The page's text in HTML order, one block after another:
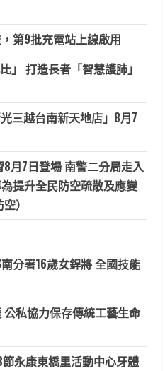
第9批充電站上線啟用
」 打造長者「智慧護肺」
三越台南新天地店」8月7
月7日登場 南警二分局走入
提升全民防空疏散及應變
）
分署16歲女銲將 全國技能
私協力保存傳統工藝生命
節永康東橋里活動中心牙體